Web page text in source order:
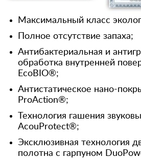
Максимальный класс
Полное отсутствие запаха;
Антибактериальная и
обработка внутренней
EcoBIO®;
Антистатическое нано-
ProAction®;
Технология гашения
AcouProtect®;
Эксклюзивная технология
полотна с гарпуном